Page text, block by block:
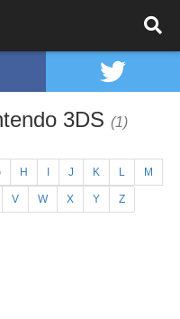
3DS (1)
H J K L M
V W X Y Z